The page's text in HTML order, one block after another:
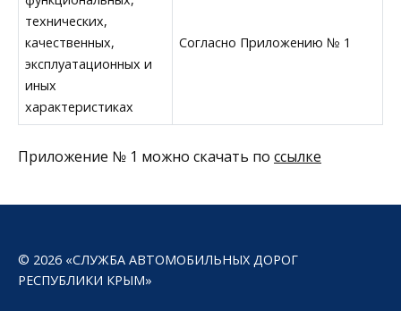
технических,
качественных,
эксплуатационных и
иных
характеристиках
Согласно Приложению № 1
Приложение № 1 можно скачать по ссылке
© 2026 «СЛУЖБА АВТОМОБИЛЬНЫХ ДОРОГ
РЕСПУБЛИКИ КРЫМ»